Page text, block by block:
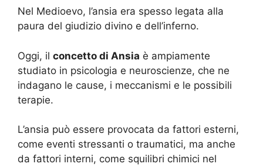
Nel Medioevo, l’ansia era spesso legata alla
paura del giudizio divino e dell’inferno.
Oggi, il concetto di Ansia è ampiamente
studiato in psicologia e neuroscienze, che ne
indagano le cause, i meccanismi e le possibili
terapie.
L’ansia può essere provocata da fattori esterni,
come eventi stressanti o traumatici, ma anche
da fattori interni, come squilibri chimici nel